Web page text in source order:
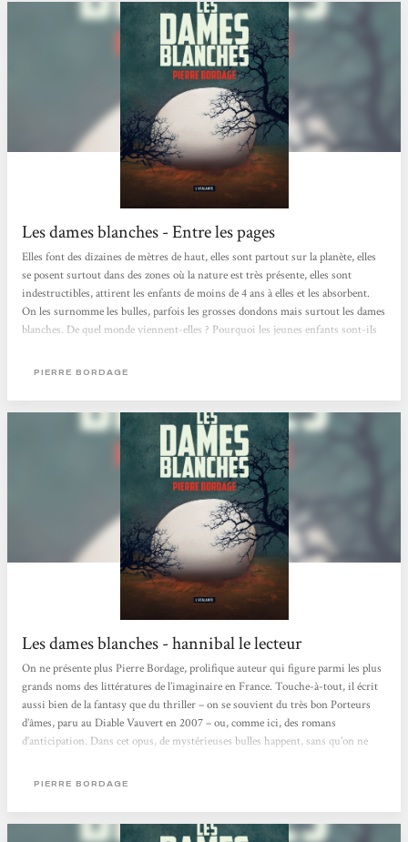
Les dames blanches - Entre les pages
Elles font des dizaines de mètres de haut, elles sont partout sur la planète, elles
se posent surtout dans des zones où la nature est très présente, elles sont
indestructibles, attirent les enfants de moins de 4 ans à elles et les absorbent.
On les surnomme les bulles, parfois les grosses dondons mais surtout les dames
blanches. De quel monde viennent-elles ? Pourquoi les jeunes enfants sont-ils
menace ? Lorsque la première bulle arrive sur Terre, Léo s’enfuit vers elle et
PIERRE BORDAGE
Les dames blanches - hannibal le lecteur
On ne présente plus Pierre Bordage, prolifique auteur qui figure parmi les plus
grands noms des littératures de l’imaginaire en France. Touche-à-tout, il écrit
aussi bien de la fantasy que du thriller – on se souvient du très bon Porteurs
d’âmes, paru au Diable Vauvert en 2007 – ou, comme ici, des romans
d’anticipation. Dans cet opus, de mystérieuses bulles happent, sans qu’on ne
d’avoir moins de quatre ans au moment de leur disparition. À partir de cette
PIERRE BORDAGE